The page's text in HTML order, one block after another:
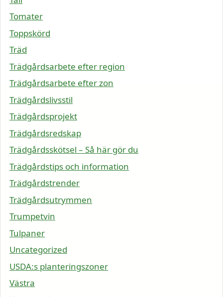
Tomater
Toppskörd
Träd
Trädgårdsarbete efter region
Trädgårdsarbete efter zon
Trädgårdslivsstil
Trädgårdsprojekt
Trädgårdsredskap
Trädgårdsskötsel – Så här gör du
Trädgårdstips och information
Trädgårdstrender
Trädgårdsutrymmen
Trumpetvin
Tulpaner
Uncategorized
USDA:s planteringszoner
Västra